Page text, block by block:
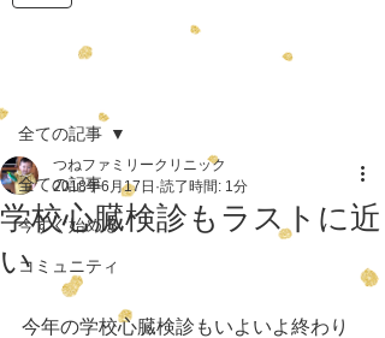
全ての記事
今すぐ始める
コミュニティ
全ての記事
学校心臓検診もラストに近
い
つねファミリークリニック
2018年6月17日 読了時間: 1分
今年の学校心臓検診もいよいよ終わり